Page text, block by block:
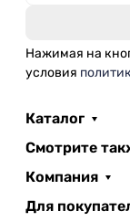
Нажимая на
условия
Каталог
Смотрите
Компания
Для